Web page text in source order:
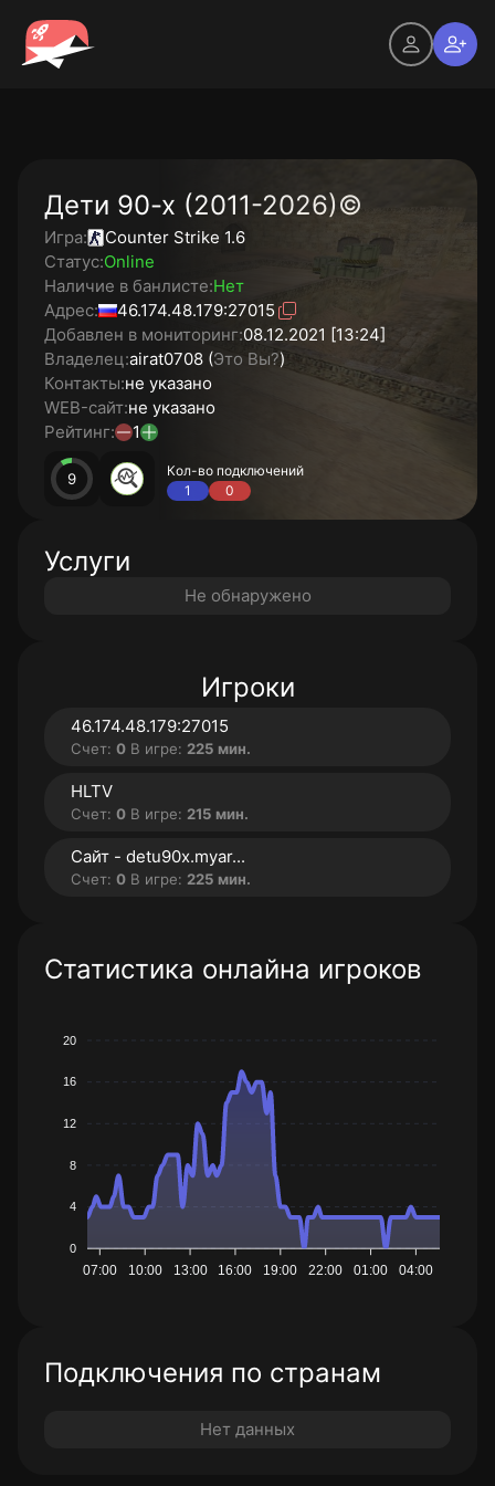
Дети 90-х (2011-2026)©
Игра:
Counter Strike 1.6
Статус:Online
Наличие в банлисте:Нет
Адрес:
46.174.48.179:27015
Добавлен в мониторинг:08.12.2021 [13:24]
Владелец:airat0708 (Это Вы?)
Контакты:не указано
WEB-сайт:не указано
Рейтинг:
1
9
Кол-во подключений
1
0
Услуги
Не обнаружено
Игроки
46.174.48.179:27015
Счет: 0 В игре: 225 мин.
HLTV
Счет: 0 В игре: 215 мин.
Сайт - detu90x.myar...
Счет: 0 В игре: 225 мин.
Статистика онлайна игроков
20
16
12
8
4
0
07:00 10:00 13:00 16:00 19:00 22:00 01:00 04:00
Подключения по странам
Нет данных